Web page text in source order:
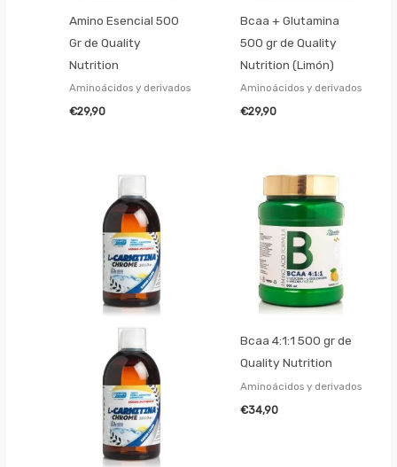
Amino Esencial 500
Gr de Quality
Nutrition
Aminoácidos y derivados
€29,90
Bcaa + Glutamina
500 gr de Quality
Nutrition (Limón)
Aminoácidos y derivados
€29,90
Bcaa 4:1:1 500 gr de
Quality Nutrition
Aminoácidos y derivados
€34,90